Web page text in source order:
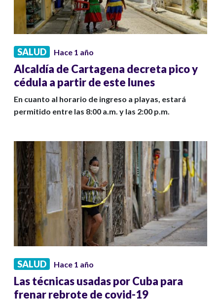
SALUD Hace 1 año
Alcaldía de Cartagena decreta pico y
cédula a partir de este lunes
En cuanto al horario de ingreso a playas, estará
permitido entre las 8:00 a.m. y las 2:00 p.m.
SALUD Hace 1 año
Las técnicas usadas por Cuba para
frenar rebrote de covid-19